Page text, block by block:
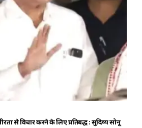
से विचार करने के लिए प्रतिबद्ध : सुदिव्य सोनू